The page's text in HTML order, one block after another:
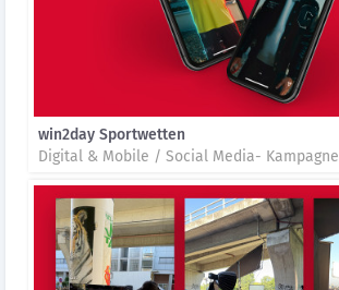
win2day Sportwetten
Digital & Mobile / Social Media- Kampagne